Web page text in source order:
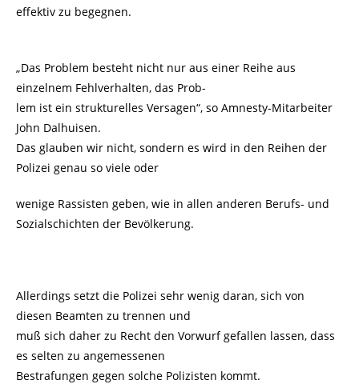
effektiv zu begegnen.
„Das Problem besteht nicht nur aus einer Reihe aus
einzelnem Fehlverhalten, das Prob-
lem ist ein strukturelles Versagen“, so Amnesty-Mitarbeiter
John Dalhuisen.
Das glauben wir nicht, sondern es wird in den Reihen der
Polizei genau so viele oder
wenige Rassisten geben, wie in allen anderen Berufs- und
Sozialschichten der Bevölkerung.
Allerdings setzt die Polizei sehr wenig daran, sich von
diesen Beamten zu trennen und
muß sich daher zu Recht den Vorwurf gefallen lassen, dass
es selten zu angemessenen
Bestrafungen gegen solche Polizisten kommt.